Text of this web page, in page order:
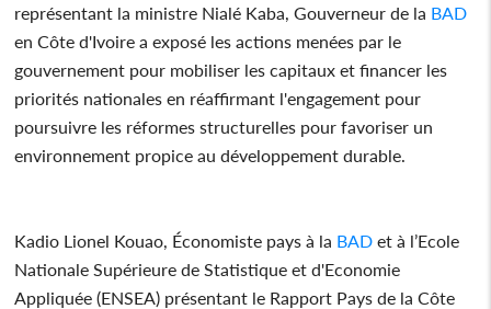
représentant la ministre Nialé Kaba, Gouverneur de la BAD
en Côte d'Ivoire a exposé les actions menées par le
gouvernement pour mobiliser les capitaux et financer les
priorités nationales en réaffirmant l'engagement pour
poursuivre les réformes structurelles pour favoriser un
environnement propice au développement durable.
Kadio Lionel Kouao, Économiste pays à la BAD et à l’Ecole
Nationale Supérieure de Statistique et d'Economie
Appliquée (ENSEA) présentant le Rapport Pays de la Côte